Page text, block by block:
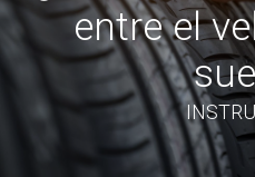
entre el